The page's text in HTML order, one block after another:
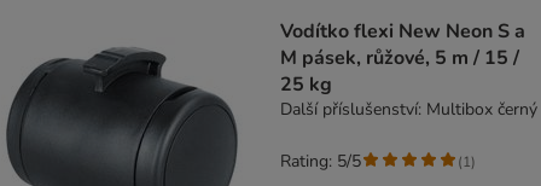
Vodítko flexi New Neon S a
M pásek, růžové, 5 m / 15 /
25 kg
Další příslušenství: Multibox černý
Rating: 5/5 (1)